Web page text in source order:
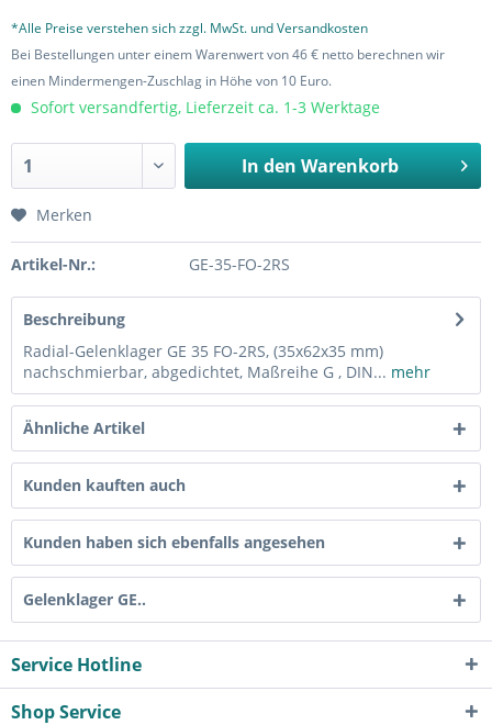
*Alle Preise verstehen sich zzgl. MwSt. und Versandkosten
Bei Bestellungen unter einem Warenwert von 46 € netto berechnen wir
einen Mindermengen-Zuschlag in Höhe von 10 Euro.
Sofort versandfertig, Lieferzeit ca. 1-3 Werktage
In den Warenkorb
Merken
Artikel-Nr.: GE-35-FO-2RS
Beschreibung
Radial-Gelenklager GE 35 FO-2RS, (35x62x35 mm)
nachschmierbar, abgedichtet, Maßreihe G , DIN... mehr
Ähnliche Artikel
Kunden kauften auch
Kunden haben sich ebenfalls angesehen
Gelenklager GE..
Service Hotline
Shop Service